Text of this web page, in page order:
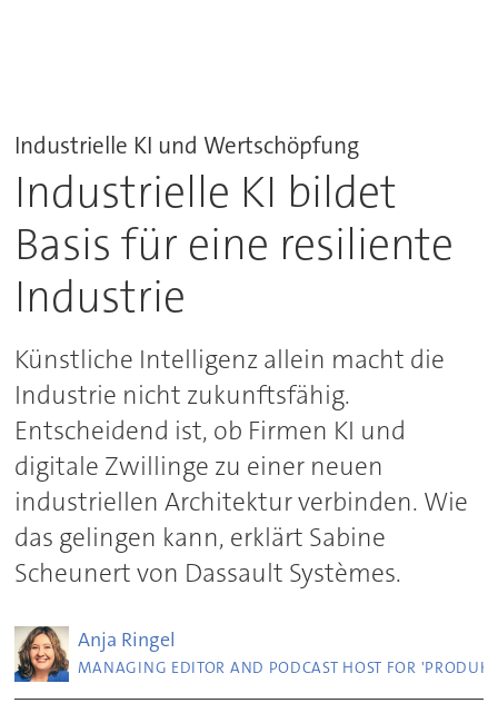
Industrielle KI und Wertschöpfung
Industrielle KI bildet
Basis für eine resiliente
Industrie
Künstliche Intelligenz allein macht die
Industrie nicht zukunftsfähig.
Entscheidend ist, ob Firmen KI und
digitale Zwillinge zu einer neuen
industriellen Architektur verbinden. Wie
das gelingen kann, erklärt Sabine
Scheunert von Dassault Systèmes.
Anja Ringel
MANAGING EDITOR AND PODCAST HOST FOR